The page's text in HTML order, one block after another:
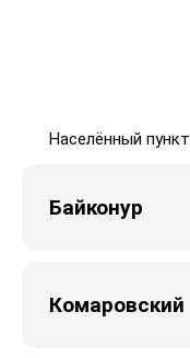
Населённый пункт
Байконур
Комаровский